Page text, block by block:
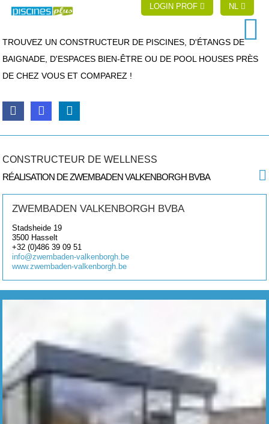
LOGIN PROF NL
TROUVEZ UN CONSTRUCTEUR DE PISCINES, D'ÉTANGS DE
BAIGNADE, D'ESPACES BIEN-ÊTRE OU DE POOL HOUSES PRÈS
DE CHEZ VOUS ET COMPAREZ !
CONSTRUCTEUR DE WELLNESS
RÉALISATION DE ZWEMBADEN VALKENBORGH BVBA
ZWEMBADEN VALKENBORGH BVBA
Stadsheide 19
3500 Hasselt
+32 (0)486 39 09 51
info@zwembaden-valkenborgh.be
www.zwembaden-valkenborgh.be